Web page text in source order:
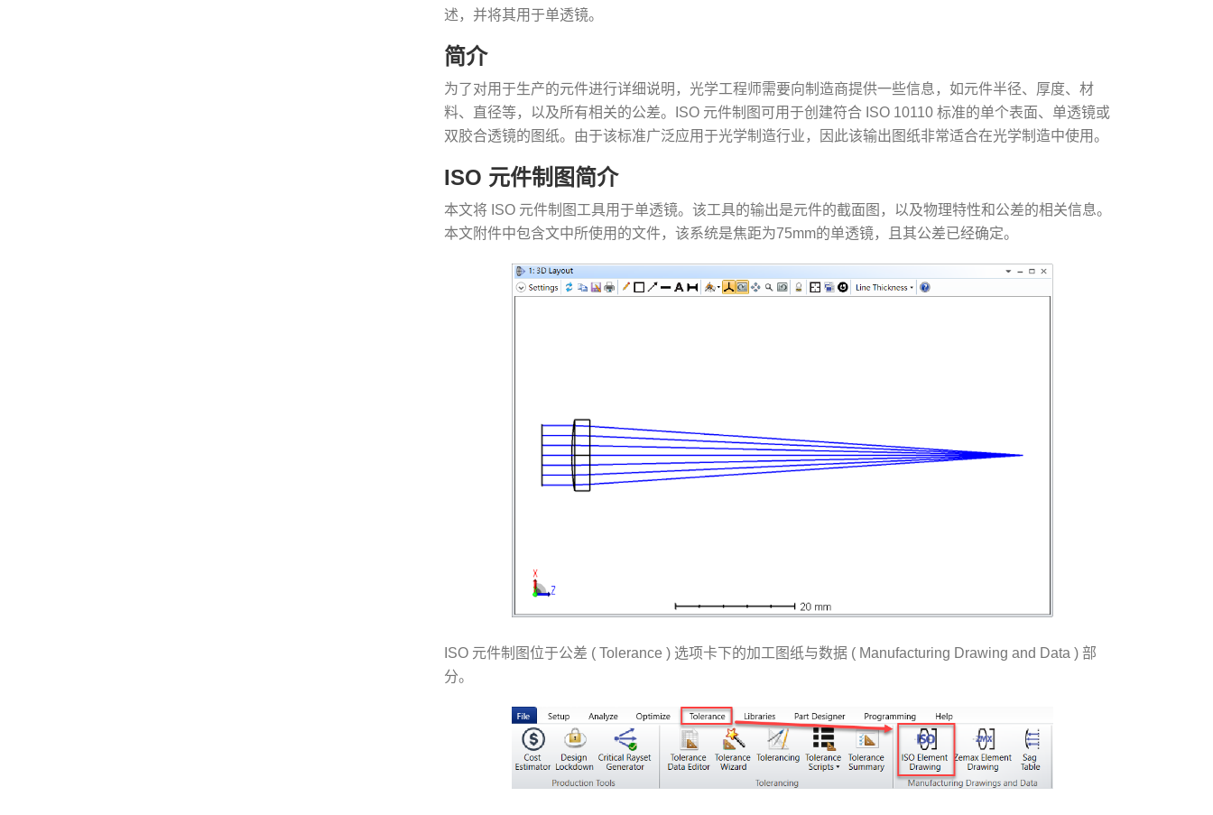
述，并将其用于单透镜。
简介
为了对用于生产的元件进行详细说明，光学工程师需要向制造商提供一些信息，如元件半径、厚度、材
料、直径等，以及所有相关的公差。ISO 元件制图可用于创建符合 ISO 10110 标准的单个表面、单透镜或
双胶合透镜的图纸。由于该标准广泛应用于光学制造行业，因此该输出图纸非常适合在光学制造中使用。
ISO 元件制图简介
本文将 ISO 元件制图工具用于单透镜。该工具的输出是元件的截面图，以及物理特性和公差的相关信息。
本文附件中包含文中所使用的文件，该系统是焦距为75mm的单透镜，且其公差已经确定。
ISO 元件制图位于公差 ( Tolerance ) 选项卡下的加工图纸与数据 ( Manufacturing Drawing and Data ) 部
分。